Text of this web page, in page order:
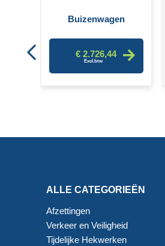
Buizenwagen
€ 2.726,44
ALLE CATEGORIEËN
Afzettingen
Verkeer en Veiligheid
Tijdelijke Hekwerken